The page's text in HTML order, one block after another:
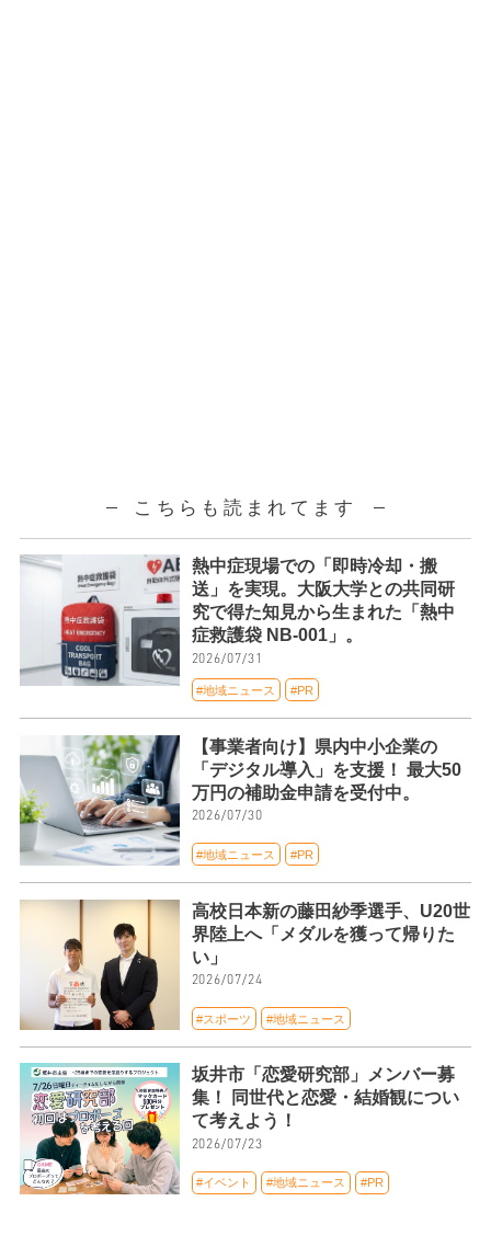
こちらも読まれてます
熱中症現場での「即時冷却・搬
送」を実現。大阪大学との共同研
究で得た知見から生まれた「熱中
症救護袋 NB-001」。
2026/07/31
#地域ニュース #PR
【事業者向け】県内中小企業の
「デジタル導入」を支援！ 最大50
万円の補助金申請を受付中。
2026/07/30
#地域ニュース #PR
高校日本新の藤田紗季選手、U20世
界陸上へ「メダルを獲って帰りた
い」
2026/07/24
#スポーツ #地域ニュース
坂井市「恋愛研究部」メンバー募
集！ 同世代と恋愛・結婚観につい
て考えよう！
2026/07/23
#イベント #地域ニュース #PR